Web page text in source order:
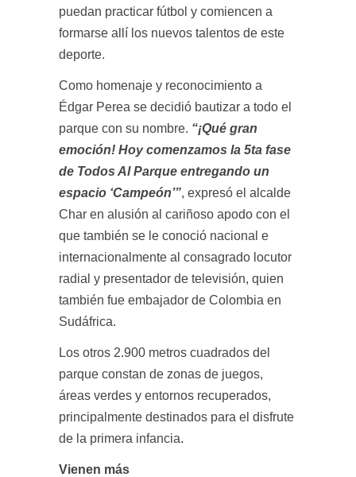
puedan practicar fútbol y comiencen a
formarse allí los nuevos talentos de este
deporte.
Como homenaje y reconocimiento a
Édgar Perea se decidió bautizar a todo el
parque con su nombre. “¡Qué gran
emoción! Hoy comenzamos la 5ta fase
de Todos Al Parque entregando un
espacio ‘Campeón’”, expresó el alcalde
Char en alusión al cariñoso apodo con el
que también se le conoció nacional e
internacionalmente al consagrado locutor
radial y presentador de televisión, quien
también fue embajador de Colombia en
Sudáfrica.
Los otros 2.900 metros cuadrados del
parque constan de zonas de juegos,
áreas verdes y entornos recuperados,
principalmente destinados para el disfrute
de la primera infancia.
Vienen más